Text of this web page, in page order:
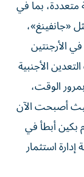
متعددة، بما في
«جانفينغ»،
الأرجنتين
الأجنبية
الوقت،
أصبحت الآن
بكين أبطأ في
استثمار